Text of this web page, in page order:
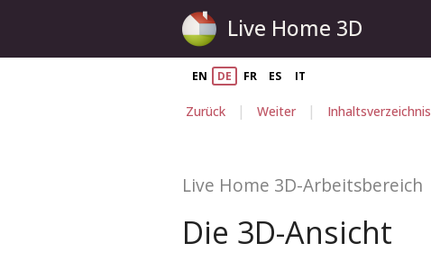
Live Home 3D
EN DE FR ES IT
Zurück | Weiter | Inhaltsverzeichnis
Live Home 3D-Arbeitsbereich
Die 3D-Ansicht